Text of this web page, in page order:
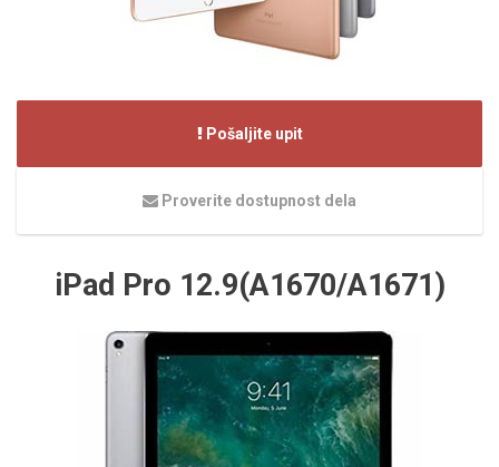
Pošaljite upit
Proverite dostupnost dela
iPad Pro 12.9(A1670/A1671)